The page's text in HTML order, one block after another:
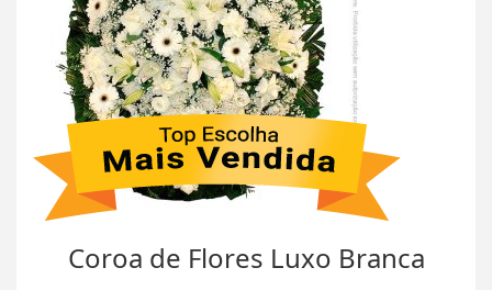
Coroa de Flores Luxo Branca